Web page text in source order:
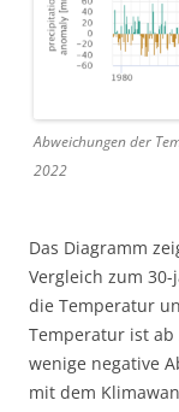
Abweichungen der
2022
Das Diagramm
Vergleich zum
die Temperatur
Temperatur ist ab
wenige negative
mit dem